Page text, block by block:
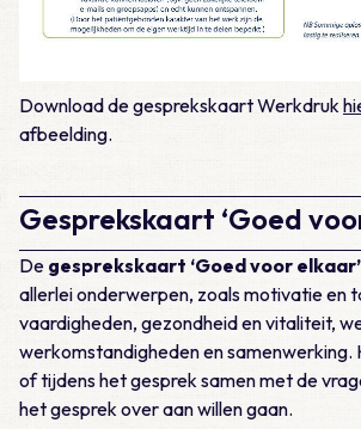
Download de gesprekskaart Werkdruk
afbeelding.
Gesprekskaart ‘Goed
De gesprekskaart ‘Goed voor elkaar’
allerlei onderwerpen, zoals motivatie en
vaardigheden, gezondheid en vitaliteit,
werkomstandigheden en samenwerking.
of tijdens het gesprek samen met de
het gesprek over aan willen gaan.